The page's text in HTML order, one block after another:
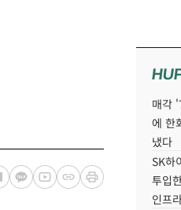
매각
에 한
냈다
SK하
투입
인프